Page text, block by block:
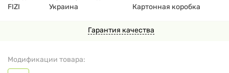
Гарантия качества
Модификации товара:
FIZI Украина Картонная коробка